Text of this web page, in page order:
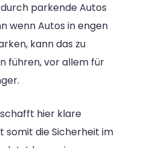
parkende Autos
wenn Autos in engen
kann das zu
führen, vor allem für
hier klare
somit die Sicherheit im